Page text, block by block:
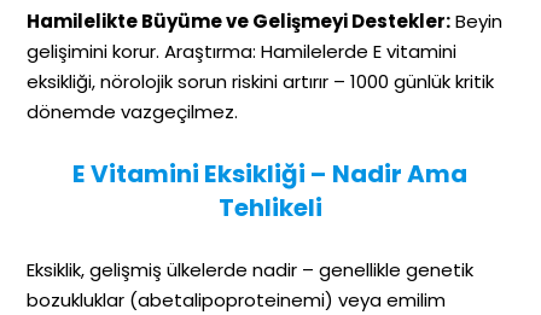
Hamilelikte Büyüme ve Gelişmeyi Destekler:Beyin
gelişimini korur. Araştırma: Hamilelerde E vitamini
eksikliği, nörolojik sorun riskini artırır – 1000 günlük kritik
dönemde vazgeçilmez.
E Vitamini Eksikliği – Nadir Ama
Tehlikeli
Eksiklik, gelişmiş ülkelerde nadir – genellikle genetik
bozukluklar (abetalipoproteinemi) veya emilim